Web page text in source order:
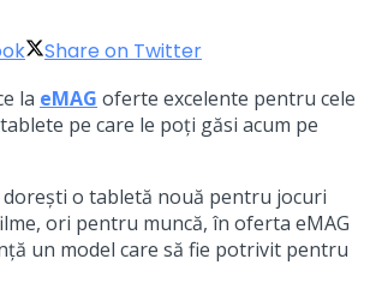
Share on Twitter
la eMAG oferte excelente pentru cele
pe care le poți găsi acum pe
o tabletă nouă pentru jocuri
ori pentru muncă, în oferta eMAG
un model care să fie potrivit pentru